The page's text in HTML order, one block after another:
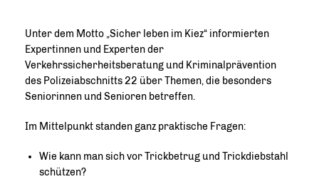
Unter dem Motto „Sicher leben im Kiez“ informierten
Expertinnen und Experten der
Verkehrssicherheitsberatung und Kriminalprävention
des Polizeiabschnitts 22 über Themen, die besonders
Seniorinnen und Senioren betreffen.
Im Mittelpunkt standen ganz praktische Fragen:
Wie kann man sich vor Trickbetrug und Trickdiebstahl
schützen?